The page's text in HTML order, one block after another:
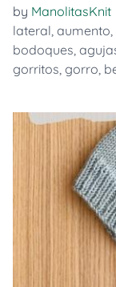
by ManolitasKnit
lateral, aumento,
bodoques,
gorritos, gorro,